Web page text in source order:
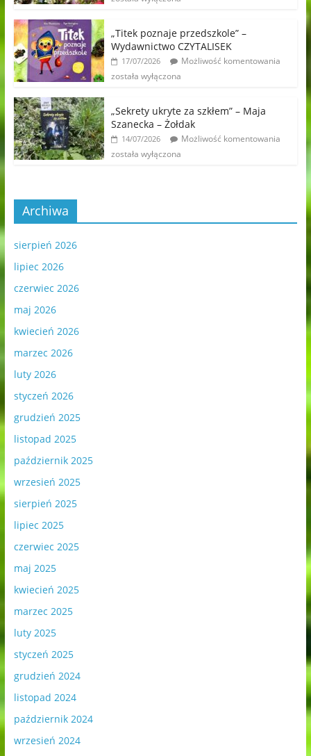
„Titek poznaje przedszkole” –
Wydawnictwo CZYTALISEK
17/07/2026
Możliwość komentowania
została wyłączona
„Sekrety ukryte za szkłem” – Maja
Szanecka – Żołdak
14/07/2026
Możliwość komentowania
została wyłączona
Archiwa
sierpień 2026
lipiec 2026
czerwiec 2026
maj 2026
kwiecień 2026
marzec 2026
luty 2026
styczeń 2026
grudzień 2025
listopad 2025
październik 2025
wrzesień 2025
sierpień 2025
lipiec 2025
czerwiec 2025
maj 2025
kwiecień 2025
marzec 2025
luty 2025
styczeń 2025
grudzień 2024
listopad 2024
październik 2024
wrzesień 2024